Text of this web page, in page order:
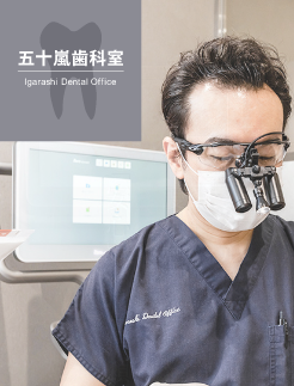
トラブルに悩まず
笑って過ごせるように